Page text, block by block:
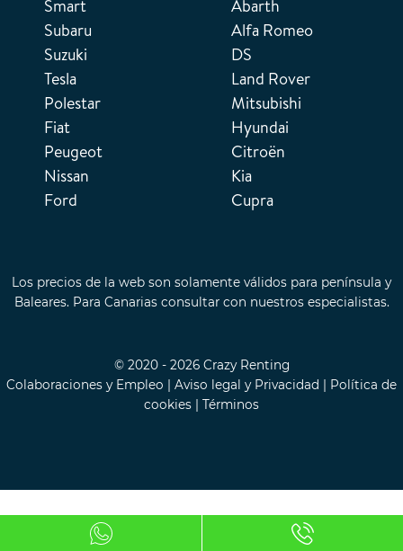
Smart
Subaru
Suzuki
Tesla
Polestar
Fiat
Peugeot
Nissan
Ford
Abarth
Alfa Romeo
DS
Land Rover
Mitsubishi
Hyundai
Citroën
Kia
Cupra
Los precios de la web son solamente válidos para península y
Baleares. Para Canarias consultar con nuestros especialistas.
© 2020 - 2026 Crazy Renting
Colaboraciones y Empleo
Aviso legal y Privacidad
Política de
cookies
Términos